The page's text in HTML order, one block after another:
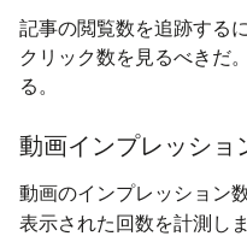
記事の閲覧数を追跡する
クリック数を見るべきだ
る。
動画インプレッショ
動画のインプレッション数
表示された回数を計測し